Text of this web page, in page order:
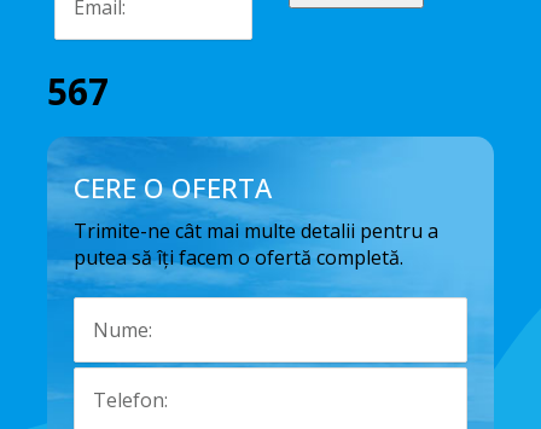
567
CERE O OFERTA
Trimite-ne cât mai multe detalii pentru a
putea să îți facem o ofertă completă.